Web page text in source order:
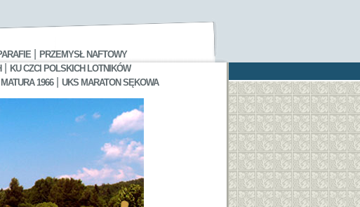
PRZEMYSŁ NAFTOWY
|
KU CZCI POLSKICH LOTNIKÓW
MATURA 1966| UKS MARATON SĘKOWA